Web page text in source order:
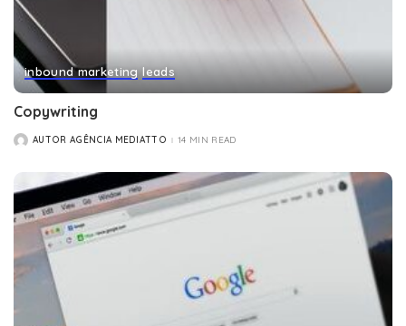
inbound marketing leads
Copywriting
POSTEDAUTOR AGÊNCIA MEDIATTO 14 MIN READ